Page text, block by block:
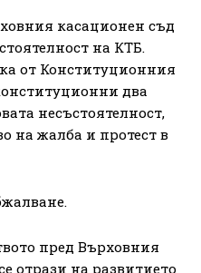
касационен съд
на КТБ.
от Конституционния
два
несъстоятелност,
на жалба и протест в
пред Върховния
отрази на развитието